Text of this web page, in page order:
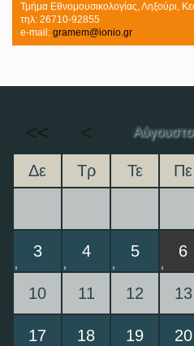
Τμήμα Εθνομουσικολογίας, Ληξούρι,
τηλ: 26710-92855
e-mail: gramem@ionio.gr
<< <
Δε Τρ Τε Πε
3 4 5 6
10 11 12 13
17 18 19 20